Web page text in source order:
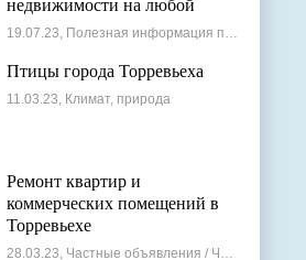
недвижимости на любой
бюджет
19.07.23, Полезная информация по недвижимости
Птицы города Торревьеха
11.03.23, Климат, природа
Ремонт квартир и
коммерческих помещений в
Торревьехе
28.03.23, Частные объявления / Частные мастера